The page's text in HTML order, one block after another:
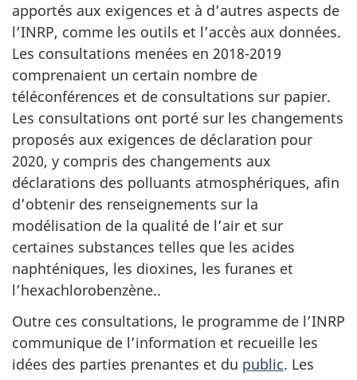
apportés aux exigences et à d’autres aspects de
l’INRP, comme les outils et l’accès aux données.
Les consultations menées en 2018-2019
comprenaient un certain nombre de
téléconférences et de consultations sur papier.
Les consultations ont porté sur les changements
proposés aux exigences de déclaration pour
2020, y compris des changements aux
déclarations des polluants atmosphériques, afin
d’obtenir des renseignements sur la
modélisation de la qualité de l’air et sur
certaines substances telles que les acides
naphténiques, les dioxines, les furanes et
l’hexachlorobenzène..
Outre ces consultations, le programme de l’INRP
communique de l’information et recueille les
idées des parties prenantes et du public. Les